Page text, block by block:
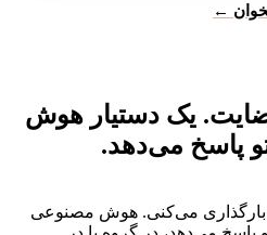
←
یک دستیار هوش
پاسخ می‌دهد.
بارگذاری می‌کنی. هوش مصنوعی